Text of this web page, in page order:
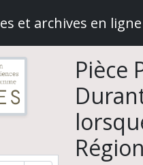
et archives en ligne
PièceLa